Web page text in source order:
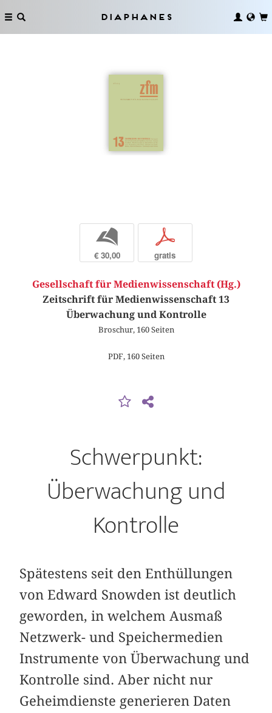
Diaphanes
b
€ 30,00
p
gratis
Gesellschaft für Medienwissenschaft (Hg.)
Zeitschrift für Medienwissenschaft 13
Überwachung und Kontrolle
Broschur, 160 Seiten
PDF, 160 Seiten
Schwerpunkt:
Überwachung und
Kontrolle
Spätestens seit den Enthüllungen
von Edward Snowden ist deutlich
geworden, in welchem Ausmaß
Netzwerk- und Speichermedien
Instrumente von Überwachung und
Kontrolle sind. Aber nicht nur
Geheimdienste generieren Daten